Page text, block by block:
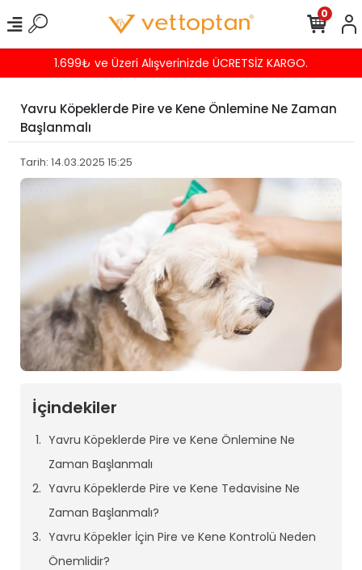
Havalede %4 İNDİRİM
0
Yavru Köpeklerde Pire ve Kene Önlemine Ne Zaman
Başlanmalı
Tarih: 14.03.2025 15:25
İçindekiler
Yavru Köpeklerde Pire ve Kene Önlemine Ne
Zaman Başlanmalı
Yavru Köpeklerde Pire ve Kene Tedavisine Ne
Zaman Başlanmalı?
Yavru Köpekler İçin Pire ve Kene Kontrolü Neden
Önemlidir?